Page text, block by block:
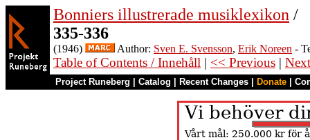
Bonniers illustrerade musiklexikon /
335-336
(1946) Author: Sven E. Svensson, Erik Noreen -
Table of Contents / Innehåll | << Previous |
Project Runeberg Catalog Recent Changes Donate